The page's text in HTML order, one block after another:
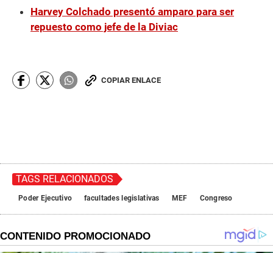
Harvey Colchado presentó amparo para ser
repuesto como jefe de la Diviac
COPIAR ENLACE
TAGS RELACIONADOS
Poder Ejecutivo facultades legislativas MEF Congreso